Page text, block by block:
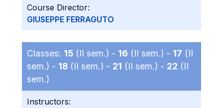
Course Director:
GIUSEPPE FERRAGUTO
Classes: 15 (II sem.) - 16 (II sem.) - 17 (II
sem.) - 18 (II sem.) - 21 (II sem.) - 22 (II
sem.)
Instructors: